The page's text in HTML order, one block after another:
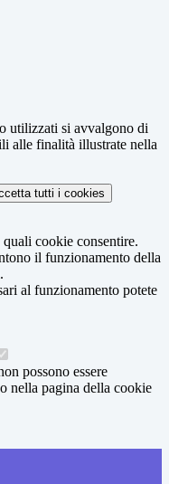
utilizzati si avvalgono di
alle finalità illustrate nella
tutti i cookies
quali cookie consentire.
il funzionamento della
al funzionamento potete
possono essere
nella pagina della cookie